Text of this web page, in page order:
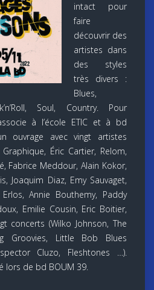
intact pour
faire
découvrir des
artistes dans
des styles
très divers :
Blues,
Soul, Country. Pour
à l’école ETIC et à bd
ouvrage avec vingt artistes
Éric Cartier, Relom,
Fabrice Meddour, Alain Kokor,
Joaquim Diaz, Emy Sauvaget,
Annie Bouthemy, Paddy
Emilie Cousin, Eric Boitier,
concerts (Wilko Johnson, The
Groovies, Little Bob Blues
Cluzo, Fleshtones …).
lors de bd BOUM 39.